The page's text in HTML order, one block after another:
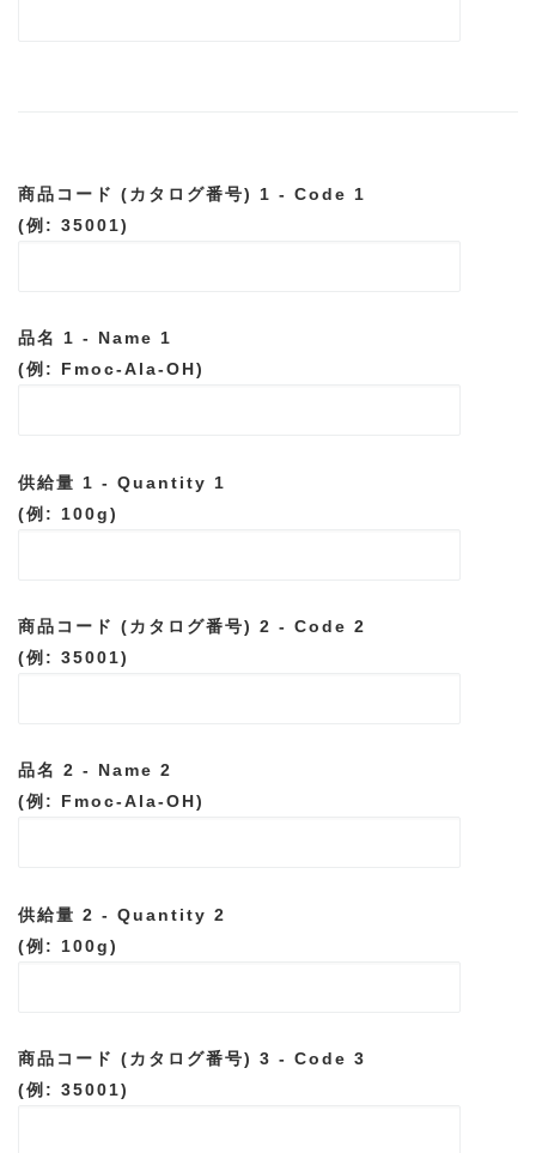
商品コード (カタログ番号) 1 - Code 1
(例: 35001)
品名 1 - Name 1
(例: Fmoc-Ala-OH)
供給量 1 - Quantity 1
(例: 100g)
商品コード (カタログ番号) 2 - Code 2
(例: 35001)
品名 2 - Name 2
(例: Fmoc-Ala-OH)
供給量 2 - Quantity 2
(例: 100g)
商品コード (カタログ番号) 3 - Code 3
(例: 35001)